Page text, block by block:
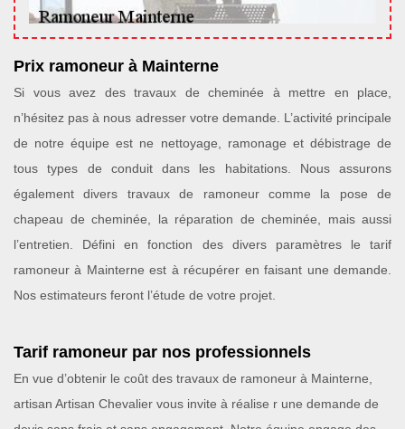
Prix ramoneur à Mainterne
Si vous avez des travaux de cheminée à mettre en place,
n’hésitez pas à nous adresser votre demande. L’activité principale
de notre équipe est ne nettoyage, ramonage et débistrage de
tous types de conduit dans les habitations. Nous assurons
également divers travaux de ramoneur comme la pose de
chapeau de cheminée, la réparation de cheminée, mais aussi
l’entretien. Défini en fonction des divers paramètres le tarif
ramoneur à Mainterne est à récupérer en faisant une demande.
Nos estimateurs feront l’étude de votre projet.
Tarif ramoneur par nos professionnels
En vue d’obtenir le coût des travaux de ramoneur à Mainterne,
artisan Artisan Chevalier vous invite à réalise r une demande de